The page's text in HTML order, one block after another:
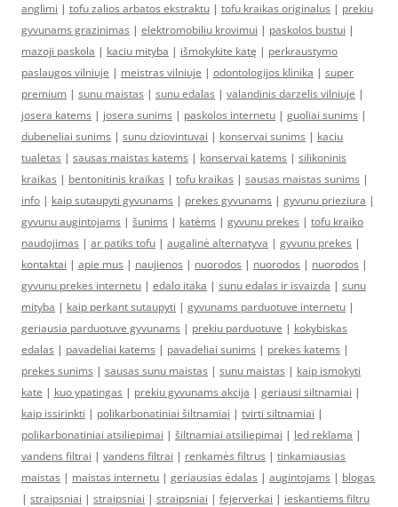
anglimi | tofu zalios arbatos ekstraktu | tofu kraikas originalus | prekiu
gyvunams grazinimas | elektromobiliu krovimui | paskolos bustui |
mazoji paskola | kaciu mityba | išmokykite katę | perkraustymo
paslaugos vilniuje | meistras vilniuje | odontologijos klinika | super
premium | sunu maistas | sunu edalas | valandinis darzelis vilniuje |
josera katems | josera sunims | paskolos internetu | guoliai sunims |
dubeneliai sunims | sunu dziovintuvai | konservai sunims | kaciu
tualetas | sausas maistas katems | konservai katems | silikoninis
kraikas | bentonitinis kraikas | tofu kraikas | sausas maistas sunims |
info | kaip sutaupyti gyvunams | prekes gyvunams | gyvunu prieziura |
gyvunu augintojams | šunims | katėms | gyvunu prekes | tofu kraiko
naudojimas | ar patiks tofu | augalinė alternatyva | gyvunu prekes |
kontaktai | apie mus | naujienos | nuorodos | nuorodos | nuorodos |
gyvunu prekes internetu | edalo itaka | sunu edalas ir isvaizda | sunu
mityba | kaip perkant sutaupyti | gyvunams parduotuve internetu |
geriausia parduotuve gyvunams | prekiu parduotuve | kokybiskas
edalas | pavadeliai katems | pavadeliai sunims | prekes katems |
prekes sunims | sausas sunu maistas | sunu maistas | kaip ismokyti
kate | kuo ypatingas | prekiu gyvunams akcija | geriausi siltnamiai |
kaip issirinkti | polikarbonatiniai šiltnamiai | tvirti siltnamiai |
polikarbonatiniai atsiliepimai | šiltnamiai atsiliepimai | led reklama |
vandens filtrai | vandens filtrai | renkamės filtrus | tinkamiausias
maistas | maistas internetu | geriausias ėdalas | augintojams | blogas
| straipsniai | straipsniai | straipsniai | fejerverkai | ieskantiems filtru